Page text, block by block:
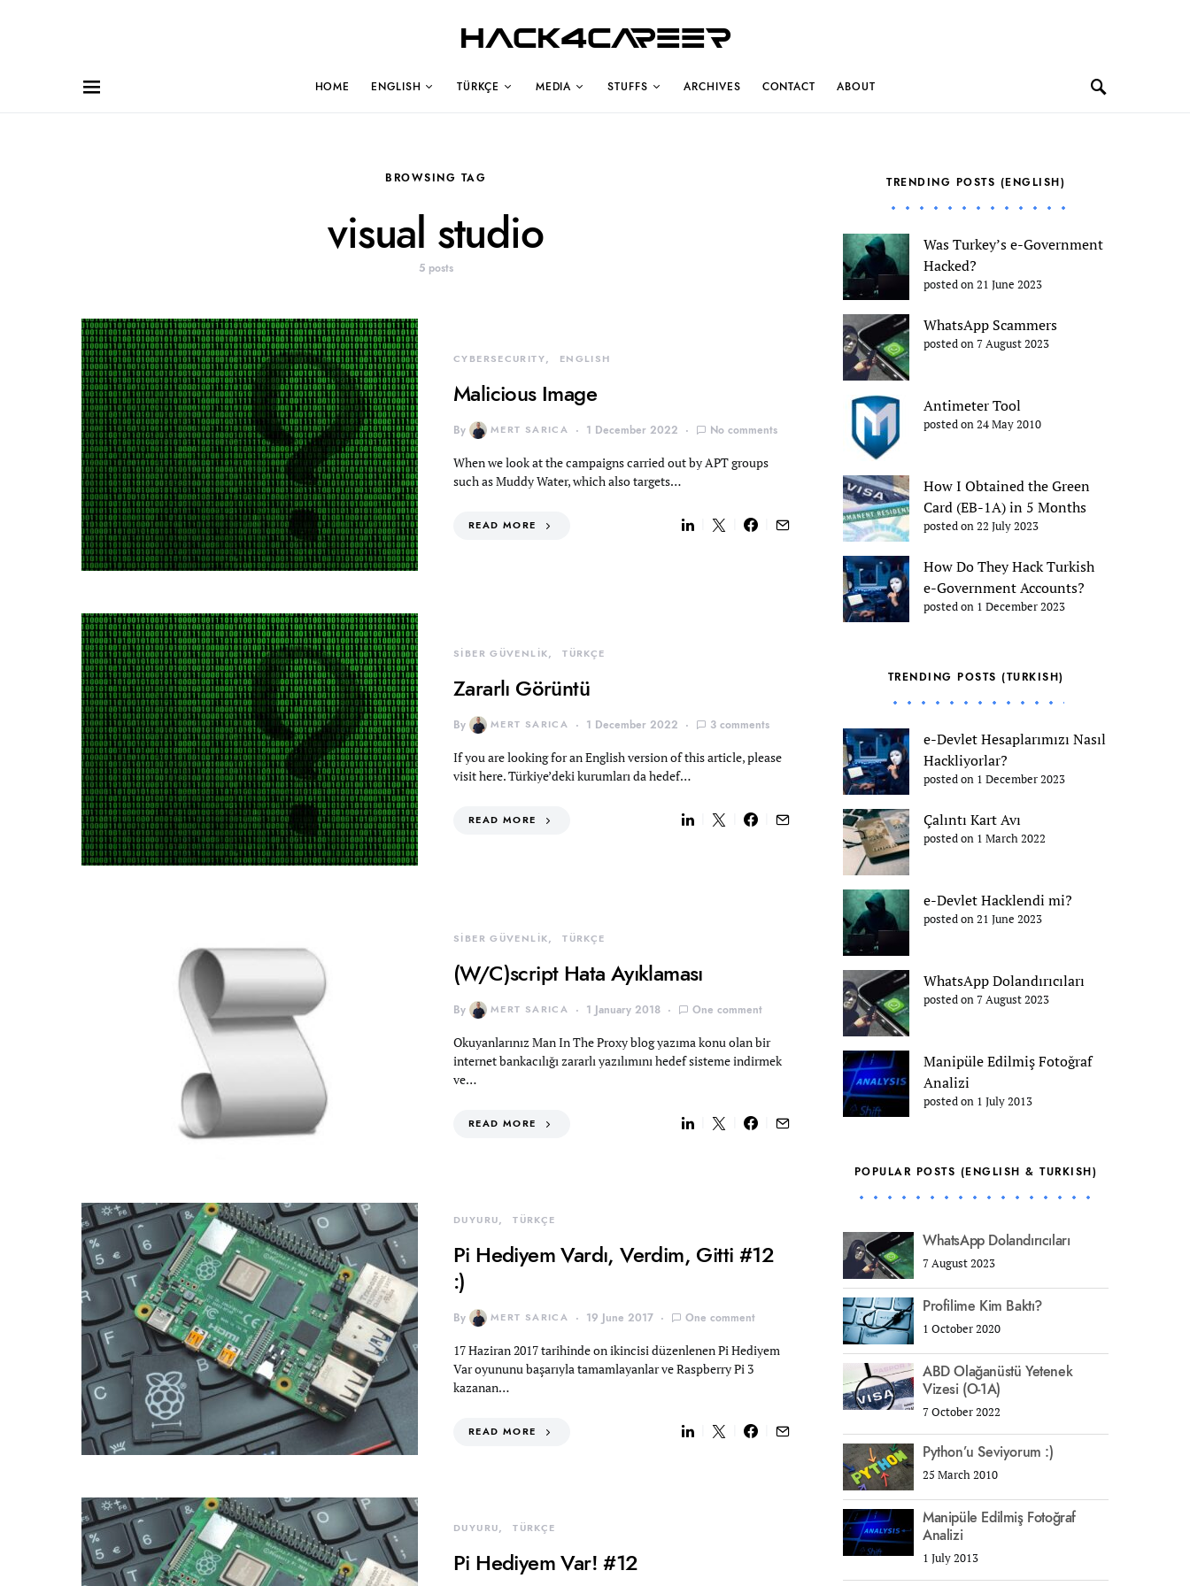
Hack4Career
HOME ENGLISH TÜRKÇE MEDIA STUFFS ARCHIVES CONTACT ABOUT
BROWSING TAG
visual studio
5 posts
CYBERSECURITY ENGLISH
Malicious Image
By MERT SARICA 1 December 2022 No comments
When we look at the campaigns carried out by APT groups
such as Muddy Water, which also targets…
READ MORE
SİBER GÜVENLİK TÜRKÇE
Zararlı Görüntü
By MERT SARICA 1 December 2022 3 comments
If you are looking for an English version of this article, please
visit here. Türkiye’deki kurumları da hedef…
READ MORE
SİBER GÜVENLİK TÜRKÇE
(W/C)script Hata Ayıklaması
By MERT SARICA 1 January 2018 One comment
Okuyanlarınız Man In The Proxy blog yazıma konu olan bir
internet bankacılığı zararlı yazılımını hedef sisteme indirmek
ve…
READ MORE
DUYURU TÜRKÇE
Pi Hediyem Vardı, Verdim, Gitti #12
:)
By MERT SARICA 19 June 2017 One comment
17 Haziran 2017 tarihinde on ikincisi düzenlenen Pi Hediyem
Var oyununu başarıyla tamamlayanlar ve Raspberry Pi 3
kazanan…
READ MORE
DUYURU TÜRKÇE
Pi Hediyem Var! #12
TRENDING POSTS (ENGLISH)
Was Turkey’s e-Government
Hacked?
posted on 21 June 2023
WhatsApp Scammers
posted on 7 August 2023
Antimeter Tool
posted on 24 May 2010
How I Obtained the Green
Card (EB-1A) in 5 Months
posted on 22 July 2023
How Do They Hack Turkish
e-Government Accounts?
posted on 1 December 2023
TRENDING POSTS (TURKISH)
e-Devlet Hesaplarımızı Nasıl
Hackliyorlar?
posted on 1 December 2023
Çalıntı Kart Avı
posted on 1 March 2022
e-Devlet Hacklendi mi?
posted on 21 June 2023
WhatsApp Dolandırıcıları
posted on 7 August 2023
Manipüle Edilmiş Fotoğraf
Analizi
posted on 1 July 2013
POPULAR POSTS (ENGLISH & TURKISH)
WhatsApp Dolandırıcıları
7 August 2023
Profilime Kim Baktı?
1 October 2020
ABD Olağanüstü Yetenek
Vizesi (O-1A)
7 October 2022
Python’u Seviyorum :)
25 March 2010
Manipüle Edilmiş Fotoğraf
Analizi
1 July 2013